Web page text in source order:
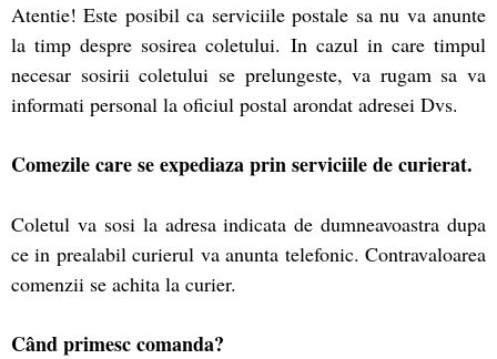
Atentie! Este posibil ca serviciile postale sa nu va anunte
la timp despre sosirea coletului. In cazul in care timpul
necesar sosirii coletului se prelungeste, va rugam sa va
informati personal la oficiul postal arondat adresei Dvs.
Comezile care se expediaza prin serviciile de curierat.
Coletul va sosi la adresa indicata de dumneavoastra dupa
ce in prealabil curierul va anunta telefonic. Contravaloarea
comenzii se achita la curier.
Când primesc comanda?